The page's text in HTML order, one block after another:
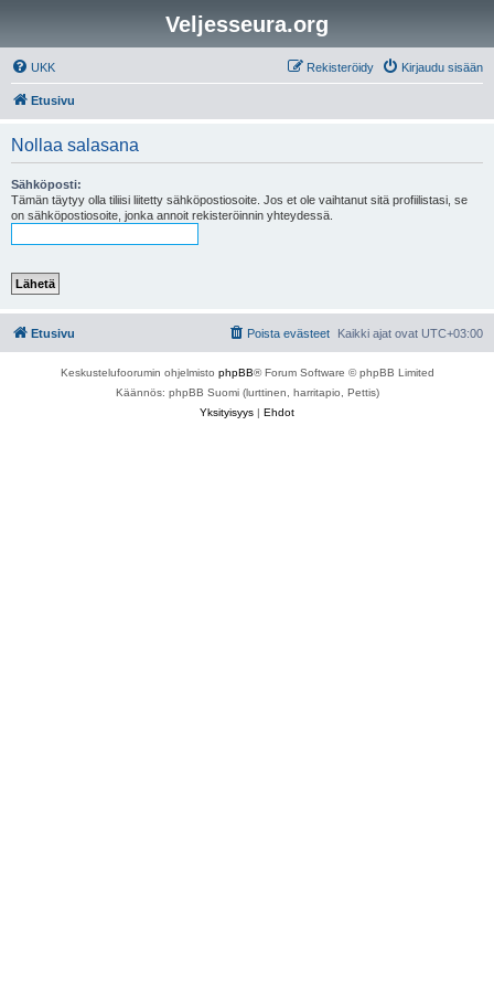
Veljesseura.org
UKK Kirjaudu sisään
Rekisteröidy
Etusivu
Nollaa salasana
Sähköposti:
Tämän täytyy olla tiliisi liitetty sähköpostiosoite. Jos et ole vaihtanut sitä profiilistasi, se
on sähköpostiosoite, jonka annoit rekisteröinnin yhteydessä.
Etusivu Kaikki ajat ovat UTC+03:00
Poista evästeet
Keskustelufoorumin ohjelmisto phpBB® Forum Software © phpBB Limited
Käännös: phpBB Suomi (lurttinen, harritapio, Pettis)
Yksityisyys | Ehdot